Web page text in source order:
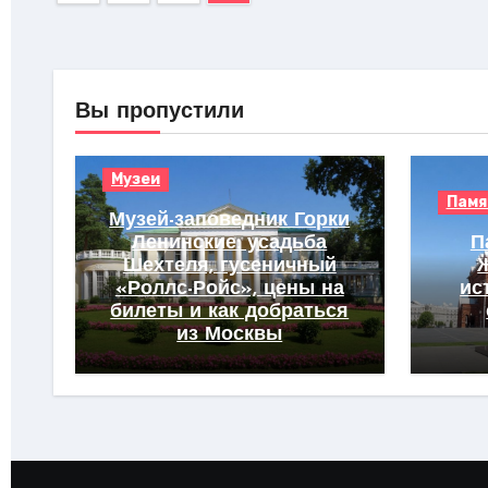
Вы пропустили
Музеи
Музей-заповедник Горки
Ленинские: усадьба
Шехтеля, гусеничный
«Роллс-Ройс», цены на
билеты и как добраться
из Москвы